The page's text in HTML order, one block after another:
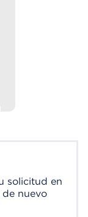
solicitud en
nuevo